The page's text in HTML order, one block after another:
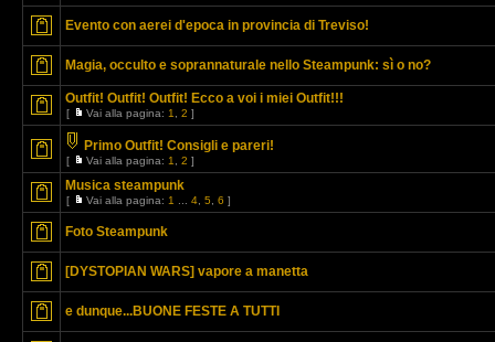
Evento con aerei d'epoca in provincia di Treviso!
Magia, occulto e soprannaturale nello Steampunk: sì o no?
Outfit! Outfit! Outfit! Ecco a voi i miei Outfit!!!
[ Vai alla pagina: 1 2 ]
Primo Outfit! Consigli e pareri!
[ Vai alla pagina: 1 2 ]
Musica steampunk
[ Vai alla pagina: 1 4 5 6 ]
Foto Steampunk
[DYSTOPIAN WARS] vapore a manetta
e dunque...BUONE FESTE A TUTTI